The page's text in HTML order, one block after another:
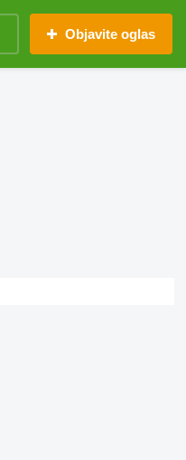
Objavite oglas